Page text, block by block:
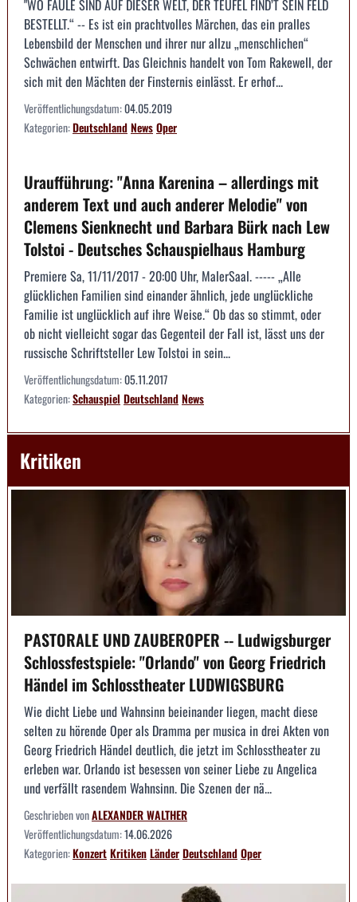
"WO FAULE SIND AUF DIESER WELT, DER TEUFEL FIND’T SEIN FELD
BESTELLT.“ -- Es ist ein prachtvolles Märchen, das ein pralles
Lebensbild der Menschen und ihrer nur allzu „menschlichen“
Schwächen entwirft. Das Gleichnis handelt von Tom Rakewell, der
sich mit den Mächten der Finsternis einlässt. Er erhof...
Veröffentlichungsdatum:04.05.2019
Kategorien:DeutschlandNewsOper
Uraufführung: "Anna Karenina – allerdings mit
anderem Text und auch anderer Melodie" von
Clemens Sienknecht und Barbara Bürk nach Lew
Tolstoi - Deutsches Schauspielhaus Hamburg
Premiere Sa, 11/11/2017 - 20:00 Uhr, MalerSaal. ----- „Alle
glücklichen Familien sind einander ähnlich, jede unglückliche
Familie ist unglücklich auf ihre Weise.“ Ob das so stimmt, oder
ob nicht vielleicht sogar das Gegenteil der Fall ist, lässt uns der
russische Schriftsteller Lew Tolstoi in sein...
Veröffentlichungsdatum:05.11.2017
Kategorien:Schauspiel DeutschlandNews
Kritiken
PASTORALE UND ZAUBEROPER -- Ludwigsburger
Schlossfestspiele: "Orlando" von Georg Friedrich
Händel im Schlosstheater LUDWIGSBURG
Wie dicht Liebe und Wahnsinn beieinander liegen, macht diese
selten zu hörende Oper als Dramma per musica in drei Akten von
Georg Friedrich Händel deutlich, die jetzt im Schlosstheater zu
erleben war. Orlando ist besessen von seiner Liebe zu Angelica
und verfällt rasendem Wahnsinn. Die Szenen der nä...
Geschrieben vonALEXANDER WALTHER
Veröffentlichungsdatum:14.06.2026
Kategorien:KonzertKritikenLänderDeutschlandOper